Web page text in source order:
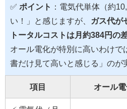
✅ ポイント
：電気代単体（約
い！」と感じますが、
ガス代が
トータルコストは月約384円の
オール電化が特別に高いわけで
書だけ見て高いと感じる」のが
項目 オール